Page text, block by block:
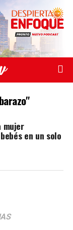
mujer
en un solo